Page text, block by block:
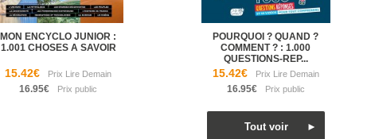
MON ENCYCLO JUNIOR :
1.001 CHOSES A SAVOIR
15.42€
16.95€
POURQUOI ? QUAND ?
COMMENT ? : 1.000
QUESTIONS-REP...
15.42€
16.95€